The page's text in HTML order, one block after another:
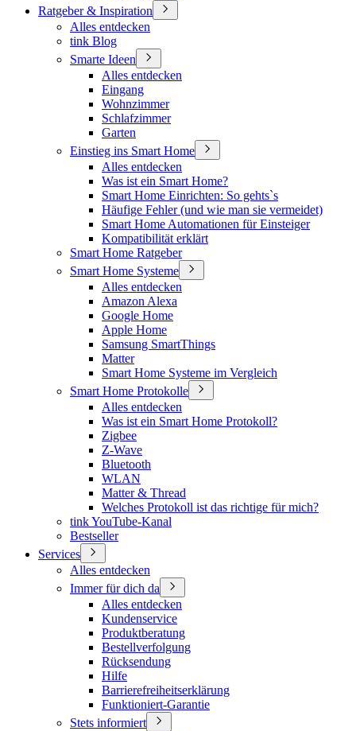
Ratgeber & Inspiration
Alles entdecken
tink Blog
Smarte Ideen
Alles entdecken
Eingang
Wohnzimmer
Schlafzimmer
Garten
Einstieg ins Smart Home
Alles entdecken
Was ist ein Smart Home?
Smart Home Einrichten: So gehts`s
Häufige Fehler (und wie man sie vermeidet)
Smart Home Automationen für Einsteiger
Kompatibilität erklärt
Smart Home Ratgeber
Smart Home Systeme
Alles entdecken
Amazon Alexa
Google Home
Apple Home
Samsung SmartThings
Matter
Smart Home Systeme im Vergleich
Smart Home Protokolle
Alles entdecken
Was ist ein Smart Home Protokoll?
Zigbee
Z-Wave
Bluetooth
WLAN
Matter & Thread
Welches Protokoll ist das richtige für mich?
tink YouTube-Kanal
Bestseller
Services
Alles entdecken
Immer für dich da
Alles entdecken
Kundenservice
Produktberatung
Bestellverfolgung
Rücksendung
Hilfe
Barrierefreiheitserklärung
Funktioniert-Garantie
Stets informiert